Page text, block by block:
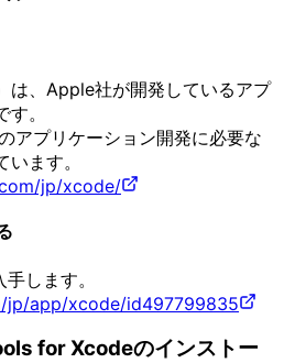
は、Apple社が開発しているアプ
。
アプリケーション開発に必要な
ます。
jp/xcode/
します。
jp/app/xcode/id497799835
for Xcodeのインストー